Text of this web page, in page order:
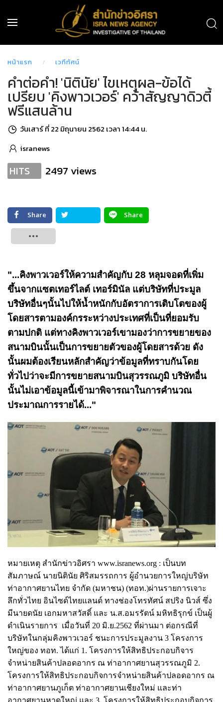
หน้าแรก เวทีทัศน์
คำต่อคำ! 'นิตินัย' ไขเหตุผล-ข้อได้
เปรียบ 'คิงพาวเวอร์' คว้าสัญญาดิวตี้
ฟรีแสนล้าน
วันเสาร์ ที่ 22 มิถุนายน 2562 เวลา 14:44 น.
isranews
HITS 2497 views
Share
Share
"...คิงพาวเวอร์ให้ความสำคัญกับ 28 หลุมจอดที่เพิ่ม
ขึ้นจากแซตเทอร์ไลต์ เทอร์มินัล แต่บริษัทที่ประมูล
บริษัทอื่นๆนั้นไปให้น้ำหนักกับอัตราการเติบโตของผู้
โดยสารตามองค์กรระหว่างประเทศที่เป็นที่ยอมรับ
ตามปกติ แต่ทางคิงพาวเวอร์เขามองว่าการขยายของ
สนามบินนั้นเป็นการขยายตัวของผู้โดยสารด้วย ดัง
นั้นผมต้องเรียนหลักสำคัญว่าข้อมูลที่ทราบกันโดย
ทั่วไปว่าจะมีการขยายสนามบินสุวรรณภูมิ บริษัทอื่น
นั้นไม่เอาข้อมูลนี้เข้ามาพิจารณาในการคำนวณ
ประมาณการรายได้..."
หมายเหตุ สำนักข่าวอิศรา www.isranews.org : เป็นบท
สัมภาษณ์ นายนิตินัย ศิริสมรรถการ ผู้อำนวยการใหญ่บริษัท
ท่าอากาศยานไทย จำกัด (มหาชน) (ทอท.)ผ่านรายการเจาะ
ลึกทั่วไทย อินไซด์ไทยแลนด์ ทางช่องโทรทัศน์ สปริง นิวส์ ซึ่ง
มีนายดนัย เอกมหาสวัสดิ์ และ น.ส.อมรรัตน์ มหิทธิรุกข์ เป็นผู้
ดำเนินรายการ เมื่อวันที่ 20 มิ.ย.2562 ที่ผ่านมา ต่อกรณีที่
บริษัทในกลุ่มคิงพาวเวอร์ ชนะการประมูลงาน 3 โครงการ
ใหญ่ของ ทอท. ได้แก่ 1. โครงการให้สิทธิประกอบกิจาร
จำหน่ายสินค้าปลอดอากร ณ ท่าอากาศยานสุวรรณภูมิ 2.
โครงการให้สิทธิประกอบกิจการจำหน่ายสินค้าปลอดอากร ณ
ท่าอากาศยานภูเก็ต ท่าอากาศยานเชียงใหม่ และท่า
อากาศยานหาดใหญ่ และ 3. โครงการให้สิทธิประกอบกิจการ